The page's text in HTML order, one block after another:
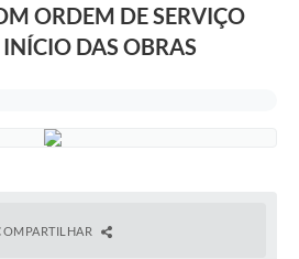
ORDEM DE SERVIÇO
DAS OBRAS